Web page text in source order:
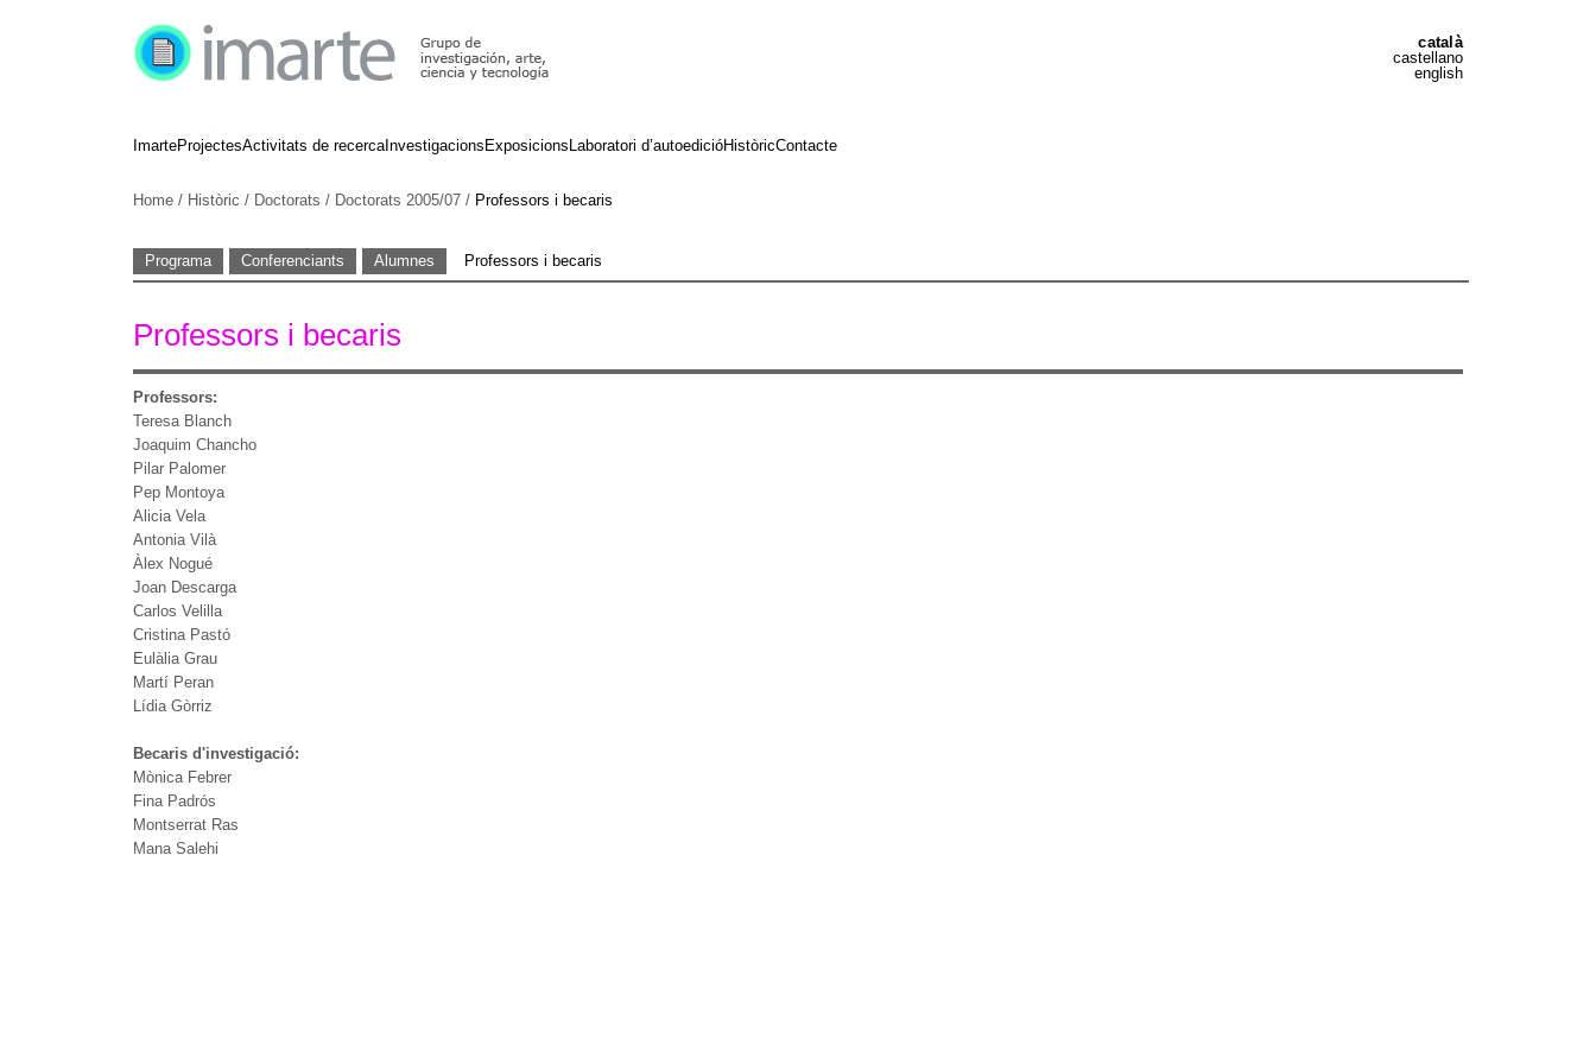
català
castellano
english
ImarteProjectesActivitats de recercaInvestigacions Exposicions Laboratori d’autoedicióHistòricContacte
Home / Històric / Doctorats / Doctorats 2005/07 / Professors i becaris
Programa Conferenciants Alumnes Professors i becaris
Professors i becaris
Professors:
Teresa Blanch
Joaquim Chancho
Pilar Palomer
Pep Montoya
Alicia Vela
Antonia Vilà
Àlex Nogué
Joan Descarga
Carlos Velilla
Cristina Pastó
Eulàlia Grau
Martí Peran
Lídia Gòrriz
Becaris d'investigació:
Mònica Febrer
Fina Padrós
Montserrat Ras
Mana Salehi